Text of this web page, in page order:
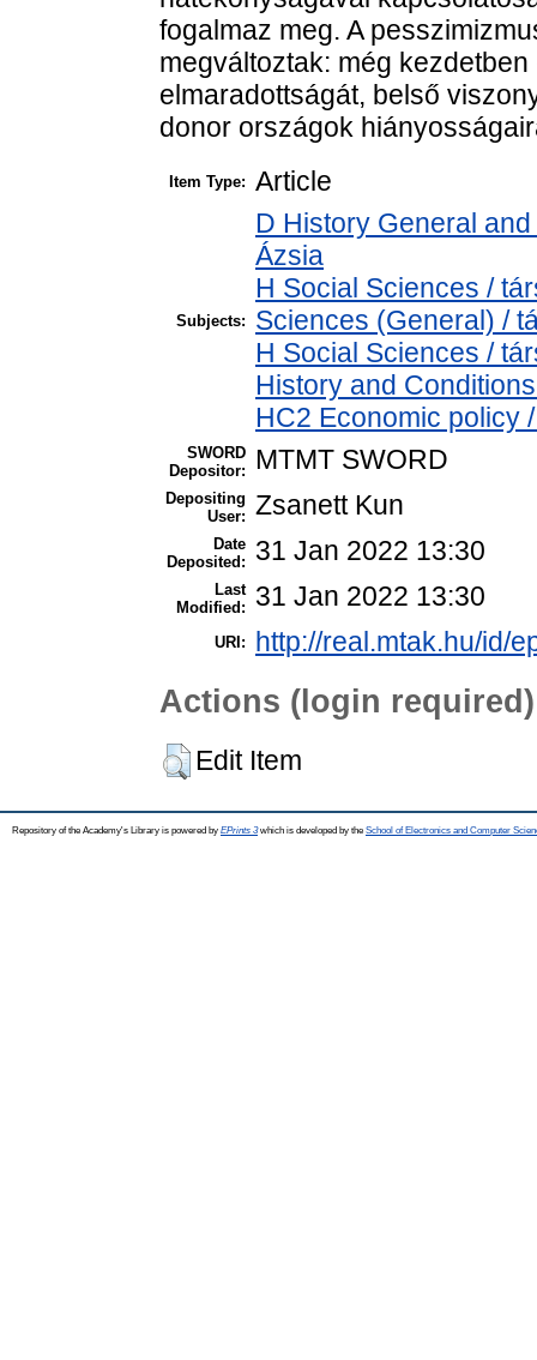
fogalmaz meg. A
megváltoztak: még
elmaradottságát, belső
donor országok
Item Type: Article
Subjects:
D History General
Ázsia
H Social Sciences /
Sciences (General) /
H Social Sciences /
History and
HC2 Economic policy
SWORD
Depositor:
MTMT SWORD
Depositing
User: Zsanett Kun
Date
Deposited:
31 Jan 2022 13:30
Last
Modified:
31 Jan 2022 13:30
URI: http://real.mtak.hu/id/
Actions (login required)
Edit Item
Repository of the Academy's Library is powered by EPrints 3which is developed by the School of Electronics and Computer